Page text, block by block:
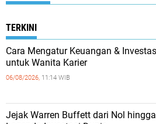
TERKINI
Cara Mengatur Keuangan &
untuk Wanita Karier
06/08/2026, 11:14 WIB
Jejak Warren Buffett dari Nol hingga